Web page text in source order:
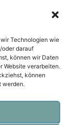
Technologien wie
oder darauf
können wir Daten
Website verarbeiten.
können
werden.